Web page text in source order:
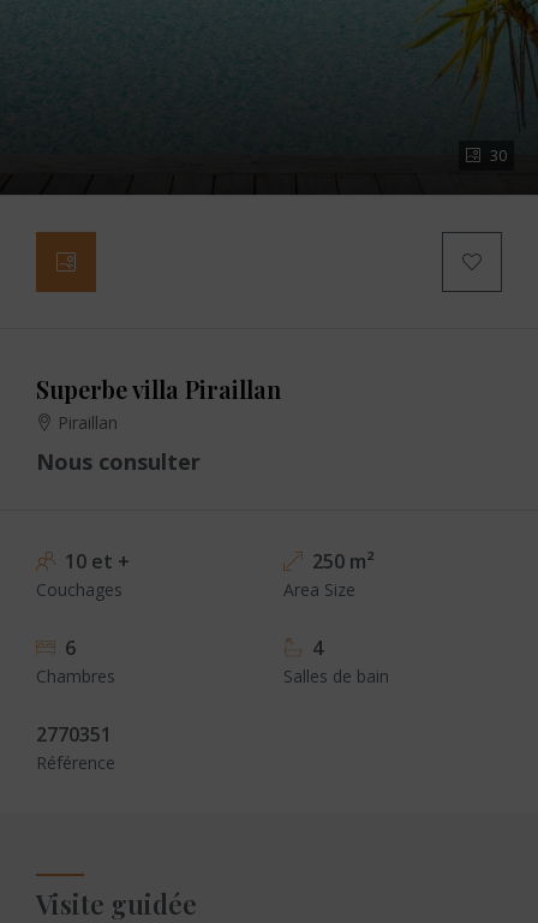
30
Superbe villa Piraillan
Piraillan
Nous consulter
10 et +
Couchages
250 m²
Area Size
6
Chambres
4
Salles de bain
2770351
Référence
Visite guidée